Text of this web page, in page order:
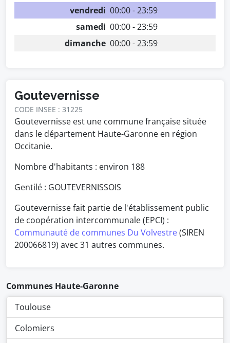
vendredi 00:00 - 23:59
samedi 00:00 - 23:59
dimanche 00:00 - 23:59
Goutevernisse
CODE INSEE : 31225
Goutevernisse est une commune française située
dans le département Haute-Garonne en région
Occitanie.
Nombre d'habitants : environ 188
Gentilé : GOUTEVERNISSOIS
Goutevernisse fait partie de l'établissement public
de coopération intercommunale (EPCI) :
Communauté de communes Du Volvestre(SIREN
200066819) avec 31 autres communes.
Communes Haute-Garonne
Toulouse
Colomiers